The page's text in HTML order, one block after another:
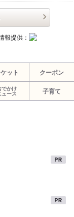
報提供：
ット クーポン
でかけ
ュース
子育て